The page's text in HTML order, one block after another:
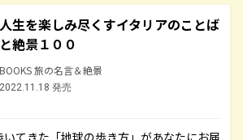
人生を楽しみ尽くすイタリアのことば
と絶景１００
BOOKS 旅の名言＆絶景
2022.11.18 発売
てきた「地球の歩き方」があなたにお届